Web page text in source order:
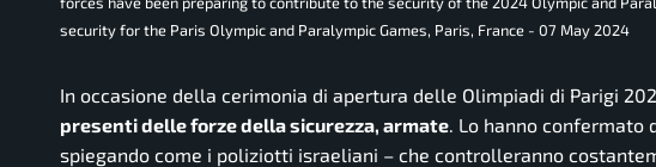
security for the Paris Olympic and Paralympic Games, Paris, France - 07 May 2024
In occasione della cerimonia di apertura delle Olimpiadi di Parigi
presenti delle forze della sicurezza, armate . Lo hanno
spiegando come i poliziotti israeliani – che controlleranno